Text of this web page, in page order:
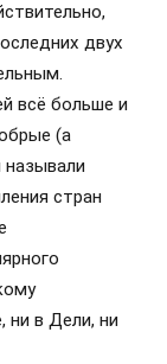
двух
всё больше и
(а
стран
ни в Дели, ни